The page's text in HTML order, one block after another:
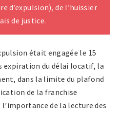
d’expulsion), de l’huissier
de justice.
était engagée le 15
expiration du délai locatif, la
dans la limite du plafond
de la franchise
de la lecture des